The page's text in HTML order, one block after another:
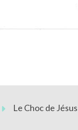
Le Choc de Jésus